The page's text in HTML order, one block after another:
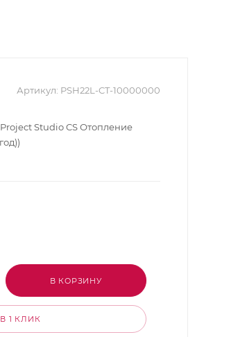
Артикул: PSH22L-CT-10000000
Studio CS Отопление
В КОРЗИНУ
1 КЛИК